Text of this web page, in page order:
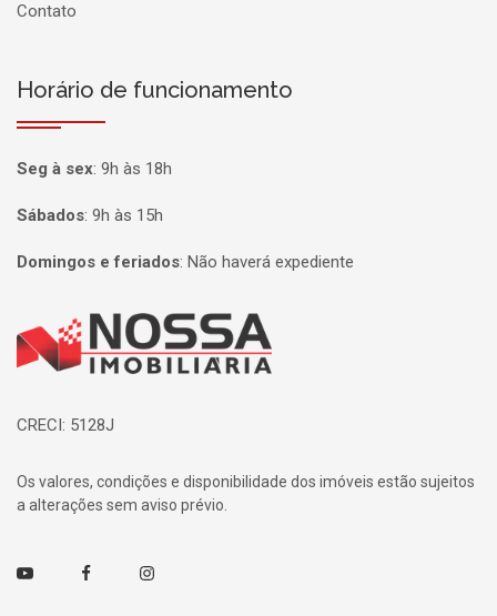
Contato
Horário de funcionamento
Seg à sex: 9h às 18h
Sábados: 9h às 15h
Domingos e feriados: Não haverá expediente
Página inicial
CRECI: 5128J
Os valores, condições e disponibilidade dos imóveis estão sujeitos
a alterações sem aviso prévio.
Youtube FacebookInstagram